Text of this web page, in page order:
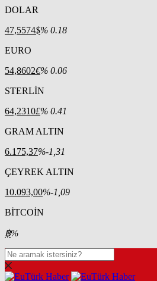
DOLAR
47,5574$% 0.18
EURO
54,8602€% 0.06
STERLİN
64,2310£% 0.41
GRAM ALTIN
6.175,37%-1,31
ÇEYREK ALTIN
10.093,00%-1,09
BİTCOİN
฿%